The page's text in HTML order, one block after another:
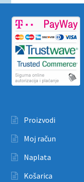
Proizvodi
Moj račun
Naplata
Košarica